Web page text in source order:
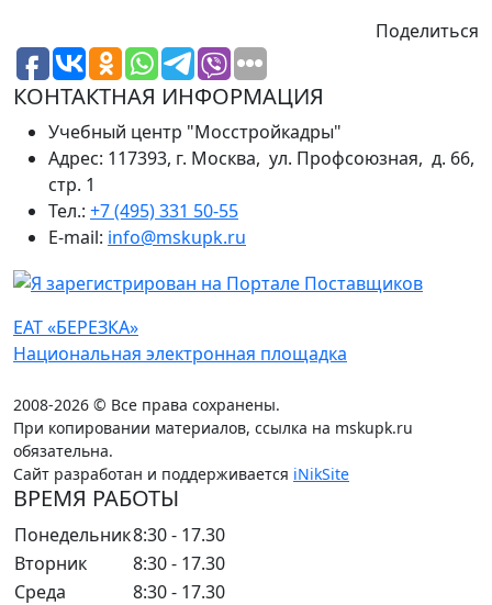
Поделиться
КОНТАКТНАЯ ИНФОРМАЦИЯ
Учебный центр "Мосстройкадры"
Адрес: 117393, г. Москва, ул. Профсоюзная, д. 66,
стр. 1
Тел.: +7 (495) 331 50-55
E-mail: info@mskupk.ru
ЕАТ «БЕРЕЗКА»
Национальная электронная площадка
2008-2026 © Все права сохранены.
При копировании материалов, ссылка на mskupk.ru
обязательна.
Сайт разработан и поддерживается iNikSite
ВРЕМЯ РАБОТЫ
Понедельник8:30 - 17.30
Вторник
8:30 - 17.30
Среда
8:30 - 17.30